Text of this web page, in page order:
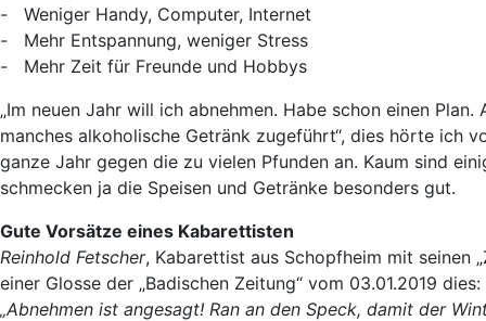
- Weniger Handy, Computer, Internet
- Mehr Entspannung, weniger Stress
- Mehr Zeit für Freunde und Hobbys
„Im neuen Jahr will ich abnehmen. Habe schon einen
manches alkoholische Getränk zugeführt“, dies hörte ich
ganze Jahr gegen die zu vielen Pfunden an. Kaum sind
schmecken ja die Speisen und Getränke besonders gut.
Gute Vorsätze eines Kabarettisten
Reinhold Fetscher, Kabarettist aus Schopfheim mit seinen
einer Glosse der „Badischen Zeitung“ vom 03.01.2019 dies:
„Abnehmen ist angesagt! Ran an den Speck, damit der